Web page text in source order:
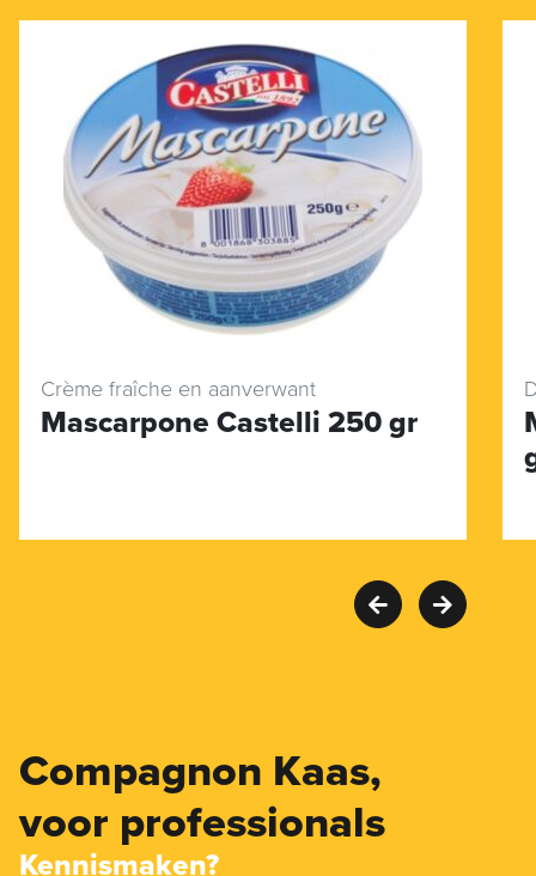
Crème fraîche en aanverwant
Mascarpone Castelli 250 gr
Compagnon Kaas,
voor professionals
Kennismaken?